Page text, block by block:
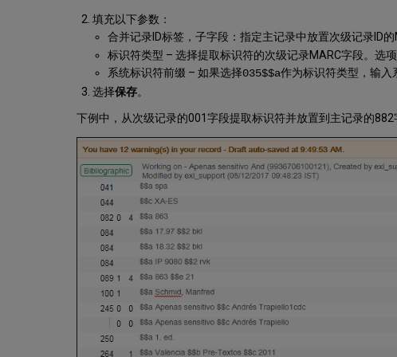
填充以下参数：
合并记录ID标签，子字段：指定主记录中放置次级记录ID的
标识符类型 – 选择提取标识符的次级记录MARC字段。选
系统标识符前缀 – 如果选择035$$a作为标识符类型，输入
选择保存。
下例中，从次级记录的001字段提取标识符并放置到主记录的882